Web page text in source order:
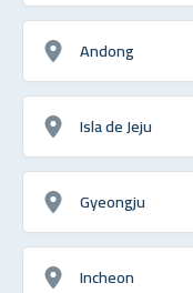
Andong
Isla de Jeju
Gyeongju
Incheon